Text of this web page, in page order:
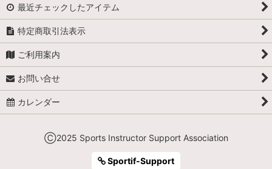
最近チェックしたアイテム
特定商取引法表示
ご利用案内
お問い合せ
カレンダー
Ⓒ2025 Sports Instructor Support Association
Sportif-Support